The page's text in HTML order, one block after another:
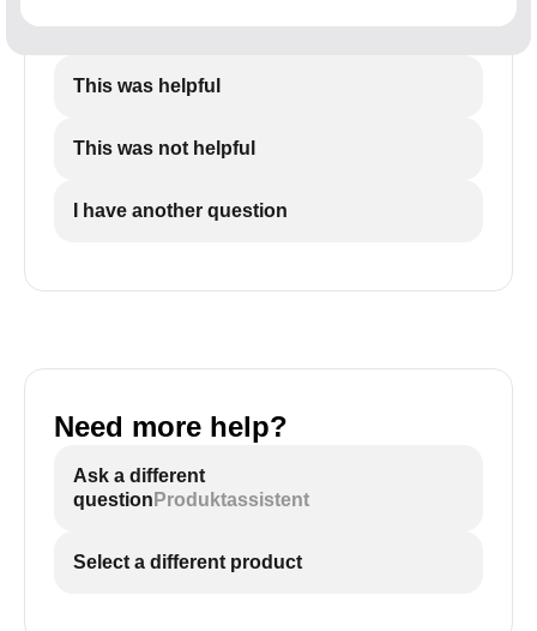
This was helpful
This was not helpful
I have another question
Need more help?
Ask a different
question Produktassistent
Select a different product